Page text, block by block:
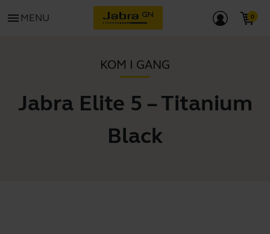
menu MENU
KOM I GANG
Jabra Elite 5 – Titanium
Black